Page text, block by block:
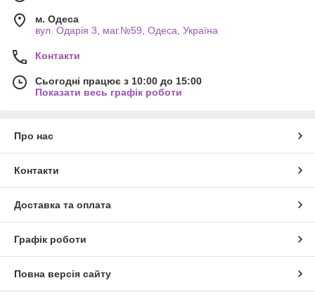
м. Одеса
вул. Одарiя 3, маг.№59, Одеса, Україна
Контакти
Сьогодні працює з 10:00 до 15:00
Показати весь графік роботи
Про нас
Контакти
Доставка та оплата
Графік роботи
Повна версія сайту